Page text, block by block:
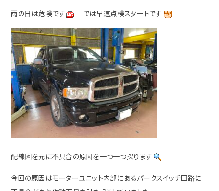
雨の日は危険です では早速点検スタートです
配線図を元に不具合の原因を一つ一つ探ります
今回の原因はモーターユニット内部にあるパークスイッチ回路に